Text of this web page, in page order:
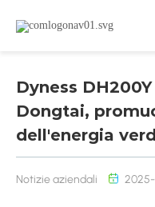
Dyness
Dongtai,
dell'energia
Notizie aziendali